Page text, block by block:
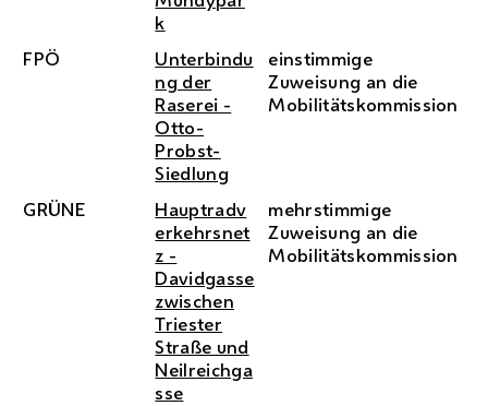
k
FPÖ
Unterbindu
ng der
Raserei -
Otto-
Probst-
Siedlung
einstimmige
Zuweisung an die
Mobilitätskommission
GRÜNE
Hauptradv
erkehrsnet
z -
Davidgasse
zwischen
Triester
Straße und
Neilreichga
sse
mehrstimmige
Zuweisung an die
Mobilitätskommission